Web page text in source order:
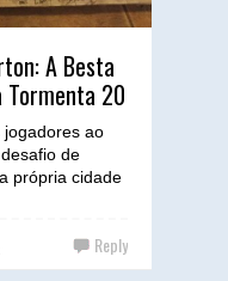
A Besta
Tormenta 20
jogadores ao
de
própria cidade
Reply